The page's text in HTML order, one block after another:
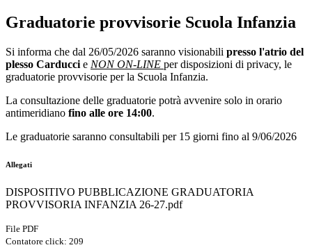
Graduatorie provvisorie Scuola Infanzia
Si informa che dal 26/05/2026 saranno visionabili presso l'atrio del
plesso Carducci e NON ON-LINE per disposizioni di privacy, le
graduatorie provvisorie per la Scuola Infanzia.
La consultazione delle graduatorie potrà avvenire solo in orario
antimeridiano fino alle ore 14:00.
Le graduatorie saranno consultabili per 15 giorni fino al 9/06/2026
Allegati
DISPOSITIVO PUBBLICAZIONE GRADUATORIA
PROVVISORIA INFANZIA 26-27.pdf
File PDF
Contatore click: 209